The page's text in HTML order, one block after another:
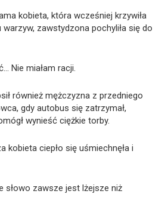
kobieta, która wcześniej krzywiła
zawstydzona pochyliła się do
Nie miałam racji.
również mężczyzna z przedniego
gdy autobus się zatrzymał,
wynieść ciężkie torby.
kobieta ciepło się uśmiechnęła i
słowo zawsze jest lżejsze niż